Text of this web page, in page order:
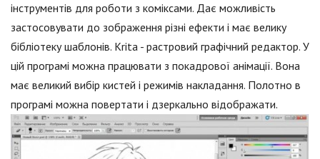
інструментів для роботи з коміксами. Дає можливість
застосовувати до зображення різні ефекти і має велику
бібліотеку шаблонів. Krita - растровий графічний редактор. У
цій програмі можна працювати з покадрової анімації. Вона
має великий вибір кистей і режимів накладання. Полотно в
програмі можна повертати і дзеркально відображати.